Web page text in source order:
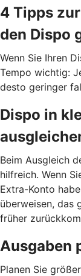
4 Tipps
den Dispo
Wenn Sie Ihren
Tempo wichtig:
desto geringer
Dispo in
Beim Ausgleich
hilfreich. Wenn
Extra-Konto
überweisen, das
früher
Ausgaben
Planen Sie